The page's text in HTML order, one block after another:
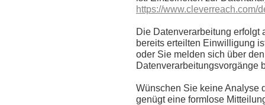
https://www.cleverreach.com/
Die Datenverarbeitung erfolgt
bereits erteilten Einwilligung
oder Sie melden sich über
Datenverarbeitungsvorgänge
Wünschen Sie keine Analyse
genügt eine formlose